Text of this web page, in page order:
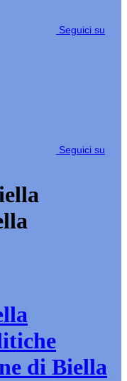
Seguici su
Seguici su
di Biella